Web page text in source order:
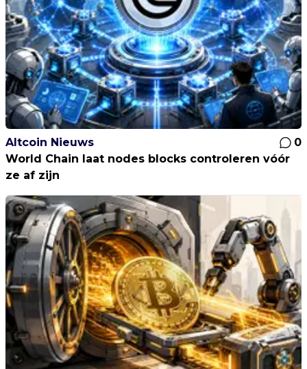
Altcoin Nieuws
0
World Chain laat nodes blocks controleren vóór
ze af zijn